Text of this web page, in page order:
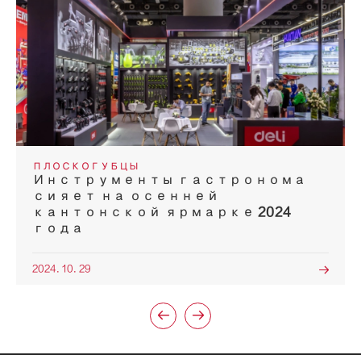
ПЛОСКОГУБЦЫ
Инструменты гастронома
сияет на осенней
кантонской ярмарке 2024
года
2024. 10. 29 
 